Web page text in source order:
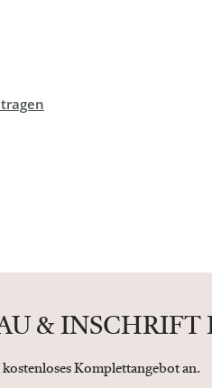
& INSCHRIFT
Komplettangebot an.